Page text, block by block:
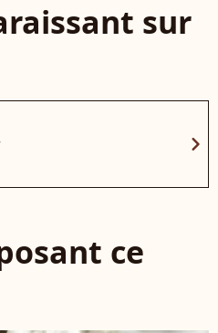
sur
chevron_right
ce